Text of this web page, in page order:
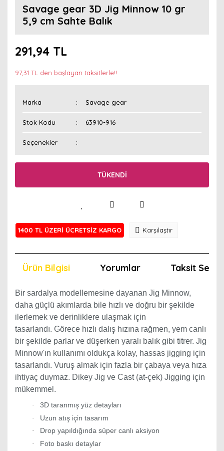
Savage gear 3D Jig Minnow 10 gr
5,9 cm Sahte Balık
291,94 TL
97,31 TL den başlayan taksitlerle!!
Marka Savage gear
Stok Kodu 63910-916
Seçenekler
TÜKENDİ
1400 TL ÜZERİ ÜCRETSİZ KARGO Karşılaştır
Ürün Bilgisi Yorumlar Taksit
Bir sardalya modellemesine dayanan Jig Minnow,
daha güçlü akımlarda bile hızlı ve doğru bir şekilde
ilerlemek ve derinliklere ulaşmak için
tasarlandı. Görece hızlı dalış hızına rağmen, yem canlı
bir şekilde parlar ve düşerken yaralı balık gibi titrer. Jig
Minnow'ın kullanımı oldukça kolay, hassas jigging için
tasarlandı. Vuruş almak için fazla bir çabaya veya hıza
ihtiyaç duymaz. Dikey Jig ve Cast (at-çek) Jigging için
mükemmel.
· 3D taranmış yüz detayları
· Uzun atış için tasarım
· Drop yapıldığında süper canlı aksiyon
· Foto baskı detaylar